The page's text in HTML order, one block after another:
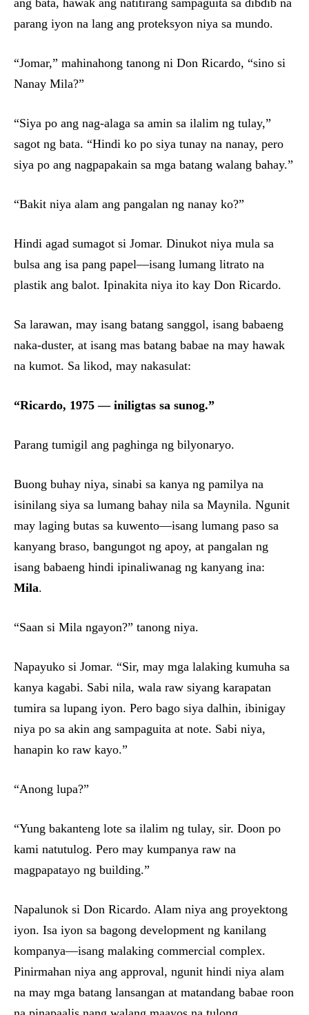
ang bata, hawak ang natitirang sampaguita sa dibdib na
parang iyon na lang ang proteksyon niya sa mundo.
“Jomar,” mahinahong tanong ni Don Ricardo, “sino si
Nanay Mila?”
“Siya po ang nag-alaga sa amin sa ilalim ng tulay,”
sagot ng bata. “Hindi ko po siya tunay na nanay, pero
siya po ang nagpapakain sa mga batang walang bahay.”
“Bakit niya alam ang pangalan ng nanay ko?”
Hindi agad sumagot si Jomar. Dinukot niya mula sa
bulsa ang isa pang papel—isang lumang litrato na
plastik ang balot. Ipinakita niya ito kay Don Ricardo.
Sa larawan, may isang batang sanggol, isang babaeng
naka-duster, at isang mas batang babae na may hawak
na kumot. Sa likod, may nakasulat:
“Ricardo, 1975 — iniligtas sa sunog.”
Parang tumigil ang paghinga ng bilyonaryo.
Buong buhay niya, sinabi sa kanya ng pamilya na
isinilang siya sa lumang bahay nila sa Maynila. Ngunit
may laging butas sa kuwento—isang lumang paso sa
kanyang braso, bangungot ng apoy, at pangalan ng
isang babaeng hindi ipinaliwanag ng kanyang ina:
Mila.
“Saan si Mila ngayon?” tanong niya.
Napayuko si Jomar. “Sir, may mga lalaking kumuha sa
kanya kagabi. Sabi nila, wala raw siyang karapatan
tumira sa lupang iyon. Pero bago siya dalhin, ibinigay
niya po sa akin ang sampaguita at note. Sabi niya,
hanapin ko raw kayo.”
“Anong lupa?”
“Yung bakanteng lote sa ilalim ng tulay, sir. Doon po
kami natutulog. Pero may kumpanya raw na
magpapatayo ng building.”
Napalunok si Don Ricardo. Alam niya ang proyektong
iyon. Isa iyon sa bagong development ng kanilang
kompanya—isang malaking commercial complex.
Pinirmahan niya ang approval, ngunit hindi niya alam
na may mga batang lansangan at matandang babae roon